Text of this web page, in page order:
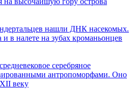
нашли ДНК насекомых.
в налете на зубах кроманьонцев
серебряное
антропоморфами. Оно
веку